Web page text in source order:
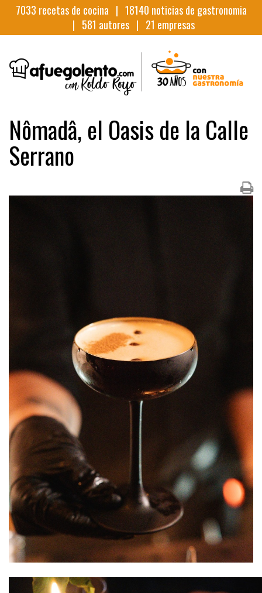
7033 recetas de cocina | 18140 noticias de gastronomia
| 581 autores | 21 empresas
Nômadâ, el Oasis de la Calle
Serrano